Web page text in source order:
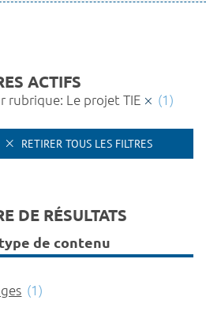
ACTIFS
rubrique: Le projet TIE (1)
RETIRER TOUS LES FILTRES
DE RÉSULTATS
de contenu
(1)